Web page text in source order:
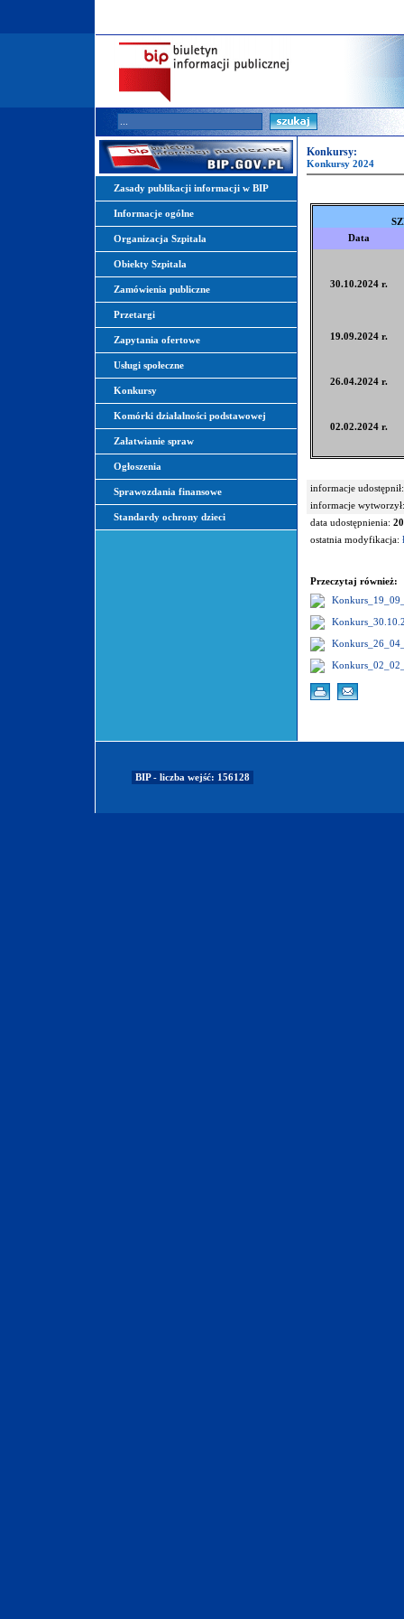
Zasady publikacji informacji w BIP
Informacje ogólne
Organizacja Szpitala
Obiekty Szpitala
Zamówienia publiczne
Przetargi
Zapytania ofertowe
Usługi społeczne
Konkursy
Komórki działalności podstawowej
Załatwianie spraw
Ogłoszenia
Sprawozdania finansowe
Standardy ochrony dzieci
Konkursy:
Konkursy 2024
Data
30.10.2024 r.
19.09.2024 r.
26.04.2024 r.
02.02.2024 r.
informacje udostępnił:
informacje wytworzył:
data udostępnienia:
ostatnia modyfikacja:
Przeczytaj również:
BIP - liczba wejść: 156128